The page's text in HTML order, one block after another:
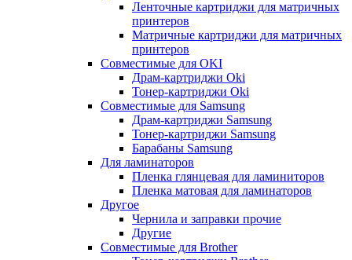
Ленточные картриджи для матричных
принтеров
Матричные картриджи для матричных
принтеров
Совместимые для OKI
Драм-картриджи Oki
Тонер-картриджи Oki
Совместимые для Samsung
Драм-картриджи Samsung
Тонер-картриджи Samsung
Барабаны Samsung
Для ламинаторов
Пленка глянцевая для ламиниторов
Пленка матовая для ламинаторов
Другое
Чернила и заправки прочие
Другие
Совместимые для Brother